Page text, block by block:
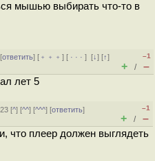
мышью выбирать что-то в
ответить] [ ﹢﹢﹢] [ · · ·][↓] [↑]
–1
+ / –
лет 5
[^] [^^] [^^^] [ответить]
–1
+ / –
что плеер должен выглядеть